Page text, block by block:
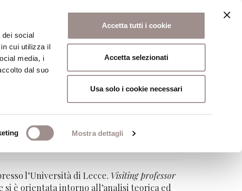
dei social
cui utilizza il
media, i
dal suo
Mostra dettagli
Accetta tutti i cookie
Accetta selezionati
Usa solo i cookie necessari
Scuola Alti Studi
l’Università di Lecce. Visiting professor
è orientata intorno all’analisi teorica ed